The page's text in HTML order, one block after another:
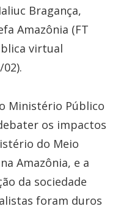
Bragança,
Amazônia (FT
virtual
Ministério Público
os impactos
do Meio
Amazônia, e a
da sociedade
foram duros